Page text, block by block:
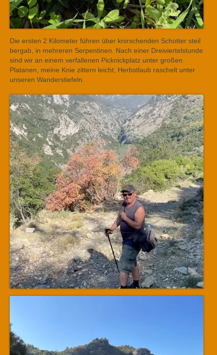
Die ersten 2 Kilometer führen über knirschenden Schotter steil
bergab, in mehreren Serpentinen. Nach einer Dreiviertelstunde
sind wir an einem verfallenen Picknickplatz unter großen
Platanen, meine Knie zittern leicht, Herbstlaub raschelt unter
unseren Wanderstiefeln.